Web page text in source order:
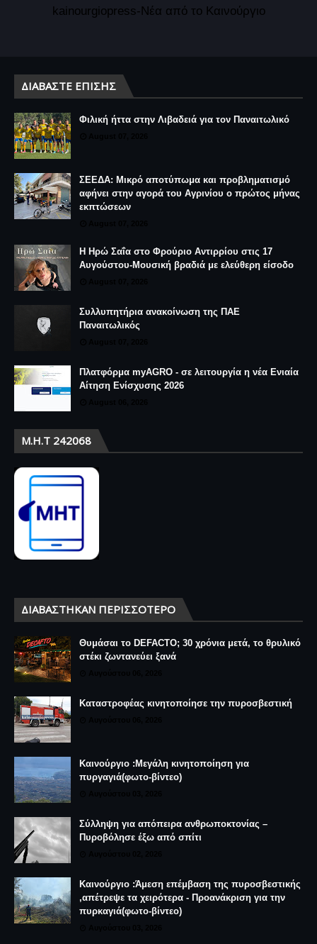
kainourgiopress-Νέα από το Καινούργιο
ΔΙΑΒΆΣΤΕ ΕΠΊΣΗΣ
Φιλική ήττα στην Λιβαδειά για τον Παναιτωλικό
ΣΕΕΔΑ: Μικρό αποτύπωμα και προβληματισμό
αφήνει στην αγορά του Αγρινίου ο πρώτος μήνας
εκπτώσεων
Η Ηρώ Σαΐα στο Φρούριο Αντιρρίου στις 17
Αυγούστου-Μουσική βραδιά με ελεύθερη είσοδο
Συλλυπητήρια ανακοίνωση της ΠΑΕ
Παναιτωλικός
Πλατφόρμα myAGRO - σε λειτουργία η νέα Ενιαία
Αίτηση Ενίσχυσης 2026
Μ.Η.Τ 242068
ΔΙΑΒΆΣΤΗΚΑΝ ΠΕΡΙΣΣΌΤΕΡΟ
Θυμάσαι το DEFACTO; 30 χρόνια μετά, το θρυλικό
στέκι ζωντανεύει ξανά
Καταστροφέας κινητοποίησε την πυροσβεστική
Καινούργιο :Μεγάλη κινητοποίηση για
πυργαγιά(φωτο-βίντεο)
Σύλληψη για απόπειρα ανθρωποκτονίας –
Πυροβόλησε έξω από σπίτι
Καινούργιο :Άμεση επέμβαση της πυροσβεστικής
,απέτρεψε τα χειρότερα - Προανάκριση για την
πυρκαγιά(φωτο-βίντεο)